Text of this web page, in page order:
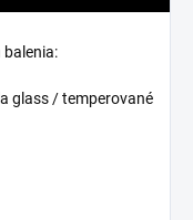
balenia:
glass / temperované